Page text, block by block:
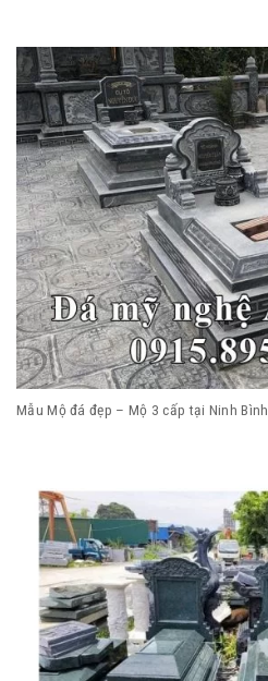
Mẫu Mộ đá đẹp – Mộ 3 cấp tại Ninh Bình